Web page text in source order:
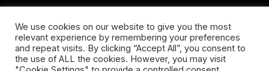
Actualité Agen - Actualité en lot et Garonne - Actualité
Villeneuve sur Lot
We use cookies on our website to give you the most
relevant experience by remembering your preferences
and repeat visits. By clicking “Accept All”, you consent to
the use of ALL the cookies. However, you may visit